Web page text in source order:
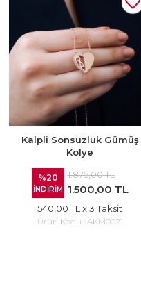
Kalpli Sonsuzluk Gümüş
Kolye
%20
İNDİRİM
1.875,00 TL
1.500,00 TL
540,00 TL x 3 Taksit
Ürün Kodu : AKM0021